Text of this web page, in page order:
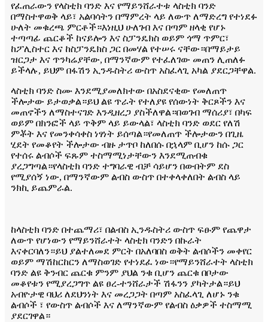
የፈጠራውን የላስቲክ ባንድ እና የማይንሸራተቱ ላስቲክ ባንድ
በማስተዋወቅ ላይ፣ አልባሳትን በማምረት ላይ ለውጥ ለማድረግ የተነደፉ
ሁለት መቁረጫ ምርቶች።እነዚህ ሁለገብ እና በጣም ዘላቂ የሆኑ
ተጣጣፊ ጨርቆች ከናይሎን እና ስፓንዴክስ ወይም ጎማ ጥምር፣
ከፖሊስተር እና ከስፓንዴክስ ጋር በመሃል የተሠሩ ናቸው።በማይታይ
ዝርጋታ እና ጥንካሬያቸው, በማንኛውም የተፈለገው መጠን ሊጠለፉ
ይችላሉ, ይህም በፋሽን ኢንዱስትሪ ውስጥ አስፈላጊ አካል ያደርጋቸዋል.
ላስቲክ ባንድ ስሙ እንደሚያመለክተው በአስደናቂው የመለጠጥ
ችሎታው ይታወቃል።ይህ ልዩ ጥራት የተለያዩ የሰውነት ቅርጾችን እና
መጠኖችን ለማስተናገድ እንዲዘረጋ ያስችለዋል።በወገብ ማሰሪያ፣ በካፍ
ወይም በክንፎች ላይ ጥቅም ላይ ይውላል፣ ላስቲክ ባንድ ወደር የለሽ
ምቾት እና የመንቀሳቀስ ነፃነት ይሰጣል።የመለጠጥ ችሎታውን በጊዜ
ሂደት የመቆየት ችሎታው ብዙ ታጥቦ ከለበሱ በኋላም ቢሆን ከሱ ጋር
የተሰሩ ልብሶች ፍጹም ተስማሚነታቸውን እንደሚጠብቁ
ያረጋግጣል።የላስቲክ ባንድ ተግባራዊ ብቻ ሳይሆን በውበትም ደስ
የሚያሰኝ ነው, በማንኛውም ልብስ ውስጥ በተቀላቀለበት ልብስ ላይ
ንክኪ ይጨምራል.
ከላስቲክ ባንድ በተጨማሪ፣ በልብስ ኢንዱስትሪ ውስጥ ፍፁም የጨዋታ
ለውጥ የሆነውን የማይንሸራተት ላስቲክ ባንድን በኩራት
እናቀርባለን።ይህ ያልተለመደ ምርት በአለባበስ ወቅት ልብሶችን መቀየር
ወይም ማሽከርከርን ለማስወገድ የተነደፈ ነው።የማይንሸራተት ላስቲክ
ባንድ ልዩ ቅንብር ጨርቁ ምንም ያህል ንቁ ቢሆን ጨርቁ በቦታው
መቆየቱን የሚያረጋግጥ ልዩ ፀረ-ተንሸራታች ሽፋንን ያካትታል።ይህ
አብዮታዊ ባህሪ ለደህንነት እና መረጋጋት በጣም አስፈላጊ ለሆኑ ንቁ
ልብሶች ፣ የውስጥ ልብሶች እና ለማንኛውም የልብስ ዕቃዎች ተስማሚ
ያደርገዋል።